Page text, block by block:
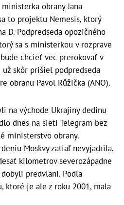
obrany Jana
to projektu Nemesis, ktorý
D. Podpredseda opozičného
sa s ministerkou v rozprave
chcieť vec prerokovať v
skôr prišiel podpredseda
obranu Pavol Růžička (ANO).
na východe Ukrajiny dedinu
dnes na sieti Telegram bez
ministerstvo obrany.
Moskvy zatiaľ nevyjadrila.
kilometrov severozápadne
predvlani. Podľa
ktoré je ale z roku 2001, mala